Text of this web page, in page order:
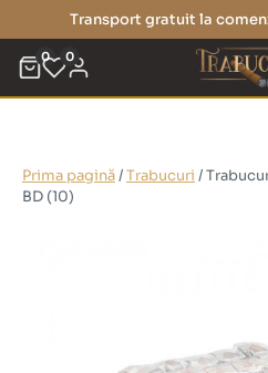
Transport gratuit la
0 0
Prima pagină/Trabucuri /
BD (10)